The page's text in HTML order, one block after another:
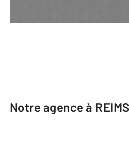
Notre agence à REIMS